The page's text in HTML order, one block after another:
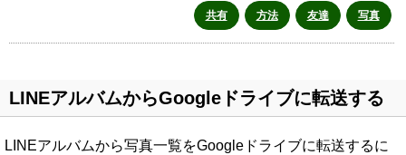
共有
方法 友達 写真
LINEアルバムからGoogleドライブに転送する
LINEアルバムから写真一覧をGoogleドライブに転送するに